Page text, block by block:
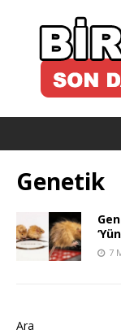
Genetik
7
Ara